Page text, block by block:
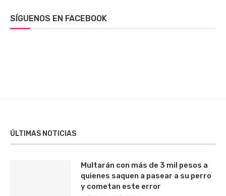
SÍGUENOS EN FACEBOOK
ÚLTIMAS NOTICIAS
Multarán con más de 3 mil pesos a
quienes saquen a pasear a su perro
y cometan este error